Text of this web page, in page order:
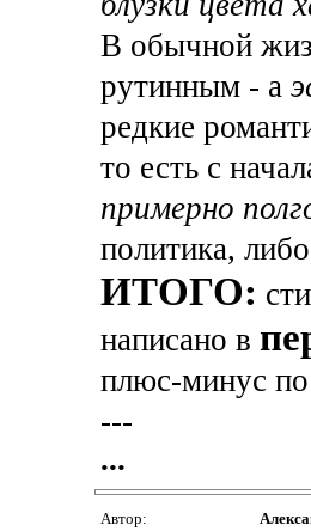
В обычной
рутинным - а
редкие
то есть с
примерно
политика,
ИТОГО:
написано в
плюс-минус
---
...
Автор: